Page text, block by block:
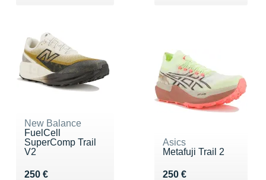
New Balance
FuelCell
SuperComp Trail
V2
250 €
Vendu 250 €
Asics
Metafuji Trail 2
250 €
Vendu 250 €